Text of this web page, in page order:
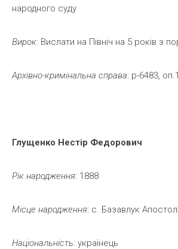
народного суду
Вирок: Вислати на Північ на 5 років з
Архівно-кримінальна справа: р-6483,
Глущенко Нестір Федорович
Рік народження: 1888
Місце народження: с. Базавлук
Національність: українець